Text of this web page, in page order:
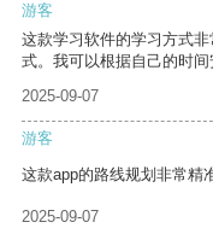
游客
这款学习软件的学习方式
式。我可以根据自己的时间
2025-09-07
游客
这款app的路线规划非常精
2025-09-07